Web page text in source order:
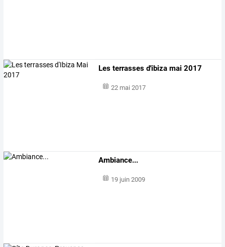
Les terrasses d'ibiza mai 2017
22 mai 2017
Ambiance...
19 juin 2009